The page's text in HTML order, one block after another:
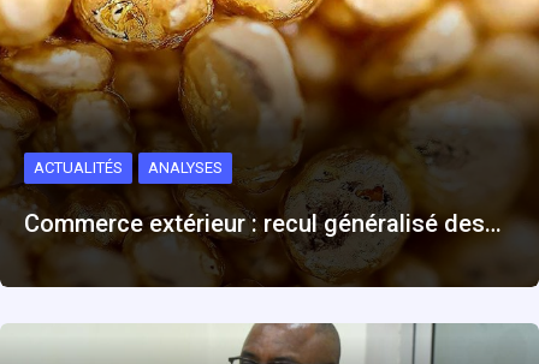
ACTUALITÉS ANALYSES
Commerce extérieur : recul généralisé des…